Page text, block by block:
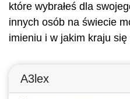
które wybrałeś dla
innych osób na świecie
imieniu i w jakim kraju się
A3lex